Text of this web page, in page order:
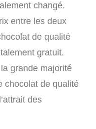
changé.
entre les deux
de qualité
gratuit.
grande majorité
chocolat de qualité
des